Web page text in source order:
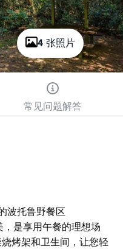
4 张照片
常见问题解答
波托鲁野餐区
是享用午餐的理想场
烤架和卫生间，让您轻